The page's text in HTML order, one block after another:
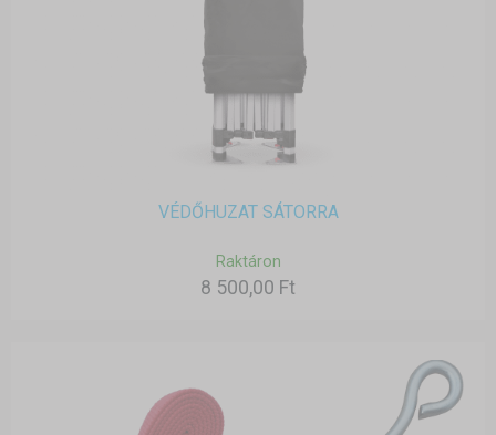
VÉDŐHUZAT SÁTORRA
Raktáron
8 500,00 Ft